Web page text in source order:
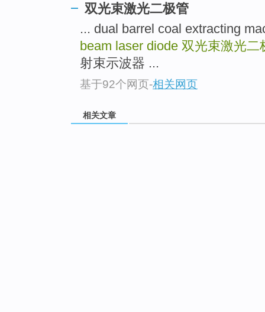
双光束激光二极管
... dual barrel coal extracting
beam laser diode 双光束激光二
射束示波器 ...
基于92个网页-相关网页
相关文章